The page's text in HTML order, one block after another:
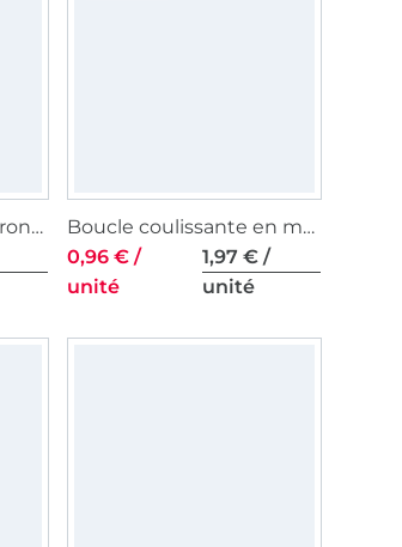
Boucle anneau demi rond en métal, 40 mm, argenté
Boucle coulissante en métal, 25 mm, argent
0,96 € /
unité
1,97 € /
unité